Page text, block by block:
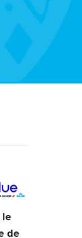
le
de